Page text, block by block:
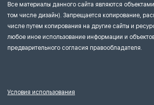
Все материалы данного сайта являются
том числе дизайн). Запрещается копирование,
числе путем копирования на другие сайты и
любое иное использование информации и
предварительного согласия правообладателя.
Условия использования